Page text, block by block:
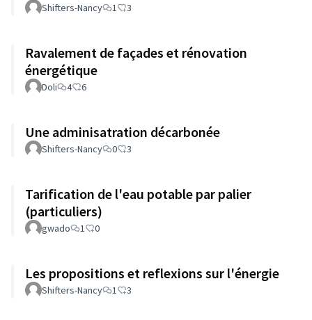
Shifters-Nancy 1 3
Ravalement de façades et rénovation
énergétique
Doli 4 6
Une adminisatration décarbonée
Shifters-Nancy 0 3
Tarification de l'eau potable par palier
(particuliers)
gwado 1 0
Les propositions et reflexions sur l'énergie
Shifters-Nancy 1 3